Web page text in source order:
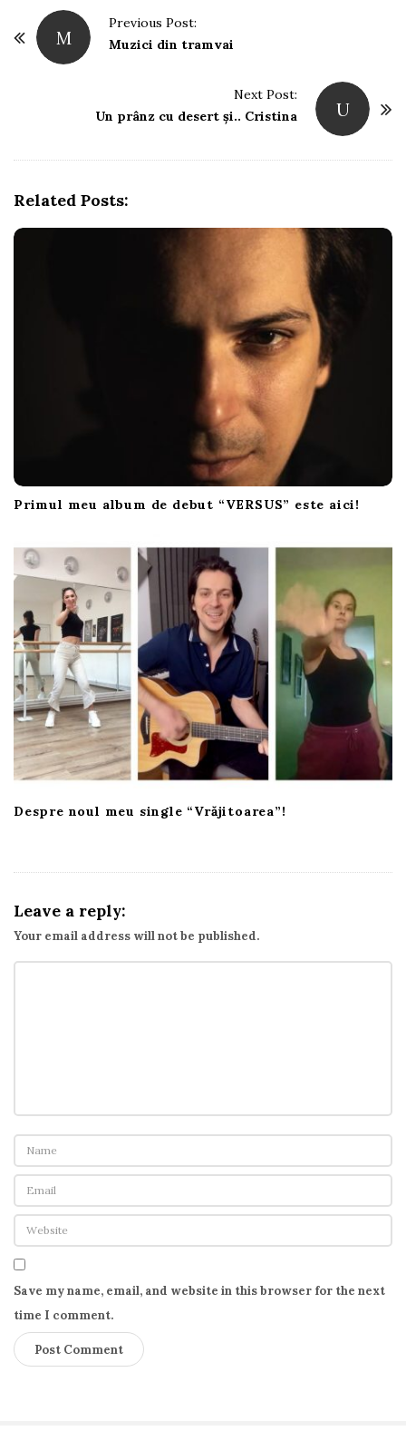
M
Previous Post:
Muzici din tramvai
U
Next Post:
Un prânz cu desert și.. Cristina
Related Posts:
Primul meu album de debut “VERSUS” este aici!
Despre noul meu single “Vrăjitoarea”!
Leave a reply:
Your email address will not be published.
Save my name, email, and website in this browser for the next
time I comment.